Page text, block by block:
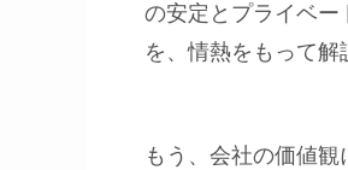
の安定とプライベー
を、情熱をもって解
もう、会社の価値